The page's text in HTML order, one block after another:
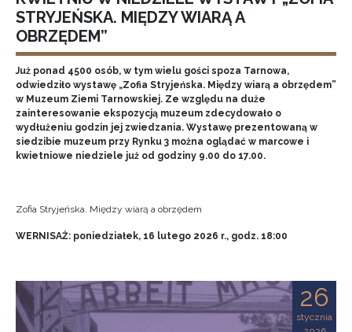
STRYJEŃSKA. MIĘDZY WIARĄ A
OBRZĘDEM”
Już ponad 4500 osób, w tym wielu gości spoza Tarnowa,
odwiedziło wystawę „Zofia Stryjeńska. Między wiarą a obrzędem”
w Muzeum Ziemi Tarnowskiej. Ze względu na duże
zainteresowanie ekspozycją muzeum zdecydowało o
wydłużeniu godzin jej zwiedzania. Wystawę prezentowaną w
siedzibie muzeum przy Rynku 3 można oglądać w marcowe i
kwietniowe niedziele już od godziny 9.00 do 17.00.
Zofia Stryjeńska. Między wiarą a obrzędem
WERNISAŻ: poniedziałek, 16 lutego 2026 r., godz. 18:00
26
stycznia